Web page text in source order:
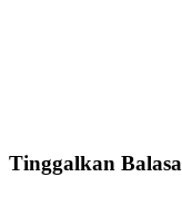
Tinggalkan